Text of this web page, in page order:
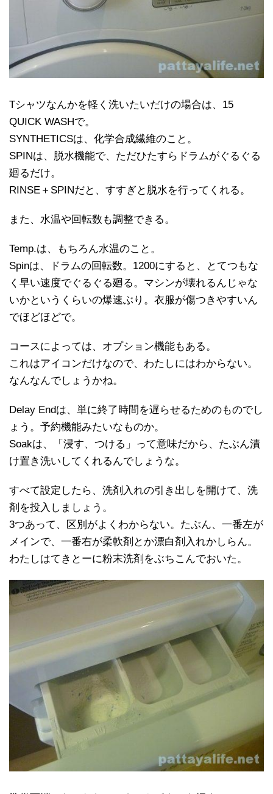
Tシャツなんかを軽く洗いたいだけの場合は、15
QUICK WASHで。
SYNTHETICSは、化学合成繊維のこと。
SPINは、脱水機能で、ただひたすらドラムがぐるぐる
廻るだけ。
RINSE＋SPINだと、すすぎと脱水を行ってくれる。
また、水温や回転数も調整できる。
Temp.は、もちろん水温のこと。
Spinは、ドラムの回転数。1200にすると、とてつもな
く早い速度でぐるぐる廻る。マシンが壊れるんじゃな
いかというくらいの爆速ぶり。衣服が傷つきやすいん
でほどほどで。
コースによっては、オプション機能もある。
これはアイコンだけなので、わたしにはわからない。
なんなんでしょうかね。
Delay Endは、単に終了時間を遅らせるためのものでし
ょう。予約機能みたいなものか。
Soakは、「浸す、つける」って意味だから、たぶん漬
け置き洗いしてくれるんでしょうな。
すべて設定したら、洗剤入れの引き出しを開けて、洗
剤を投入しましょう。
3つあって、区別がよくわからない。たぶん、一番左が
メインで、一番右が柔軟剤とか漂白剤入れかしらん。
わたしはてきとーに粉末洗剤をぶちこんでおいた。